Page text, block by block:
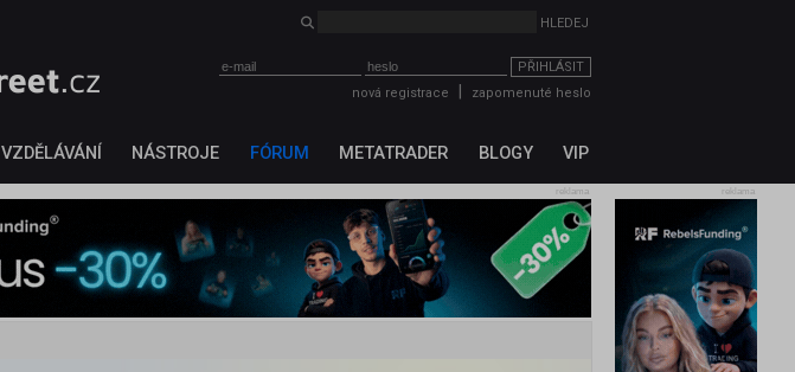
PŘIHLÁSIT
nová registrace
zapomenuté heslo
VZDĚLÁVÁNÍ NÁSTROJE FÓRUM METATRADER BLOGY VIP
reklama
reklama